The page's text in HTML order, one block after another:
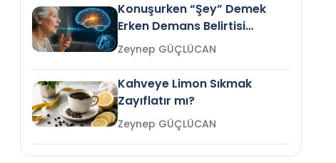
Konuşurken “Şey” Demek
Erken Demans Belirtisi
Olabilir mi?Zeynep GÜÇLÜCAN
Kahveye Limon Sıkmak
Zayıflatır mı?
Zeynep GÜÇLÜCAN